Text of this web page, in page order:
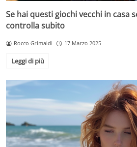
Se hai questi giochi vecchi in casa
controlla subito
Rocco Grimaldi 17 Marzo 2025
Leggi di più